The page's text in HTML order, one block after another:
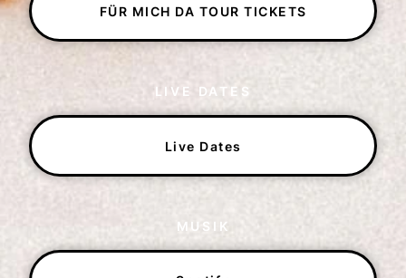
FÜR MICH DA TOUR TICKETS
LIVE DATES
Live Dates
MUSIK